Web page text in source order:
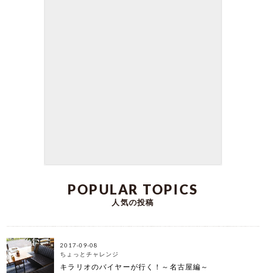
POPULAR TOPICS
人気の投稿
2017-09-08
ちょっとチャレンジ
キラリオのバイヤーが行く！～名古屋編～